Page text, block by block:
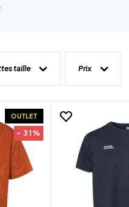
taille Prix
OUTLET
- 31%